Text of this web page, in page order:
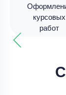
курсовых
работ
Курсовая
доработка